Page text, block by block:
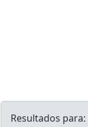
Resultados para: